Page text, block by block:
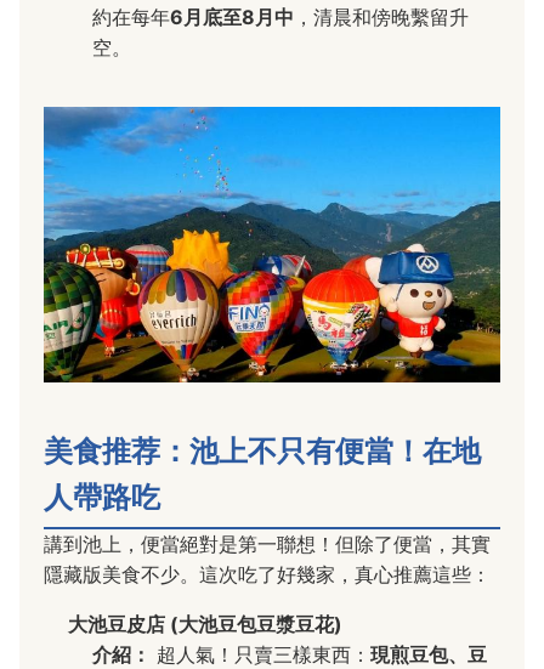
約在每年6月底至8月中 ，清晨和傍晚繫留升
空。
美食推荐：池上不只有便當！在地
人帶路吃
講到池上，便當絕對是第一聯想！但除了便當，其實
隱藏版美食不少。這次吃了好幾家，真心推薦這些：
大池豆皮店 (大池豆包豆漿豆花)
介紹： 超人氣！只賣三樣東西： 現煎豆包、豆